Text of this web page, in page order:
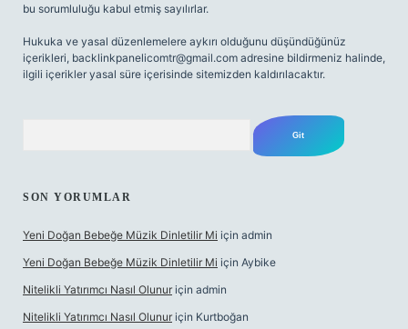
bu sorumluluğu kabul etmiş sayılırlar.
Hukuka ve yasal düzenlemelere aykırı olduğunu düşündüğünüz
içerikleri, backlinkpanelicomtr@gmail.com adresine bildirmeniz halinde,
ilgili içerikler yasal süre içerisinde sitemizden kaldırılacaktır.
SON YORUMLAR
Yeni Doğan Bebeğe Müzik Dinletilir Mi için admin
Yeni Doğan Bebeğe Müzik Dinletilir Mi için Aybike
Nitelikli Yatırımcı Nasıl Olunur için admin
Nitelikli Yatırımcı Nasıl Olunur için Kurtboğan